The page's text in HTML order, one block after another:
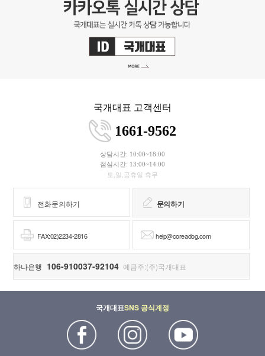
국개대표 고객센터
1661-9562
상담시간: 10:00~18:00
점심시간: 13:00~14:00
토,일,공휴일 휴무
전화문의하기 문의하기
FAX:02)2234-2816 help@coreadog.com
하나은행 106-910037-92104 예금주:(주)국개대표
국개대표SNS 공식계정